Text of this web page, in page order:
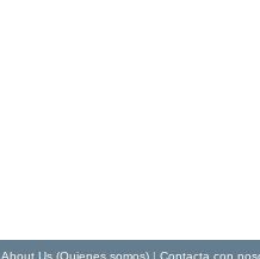
About Us (Quienes somos) | Contacta con